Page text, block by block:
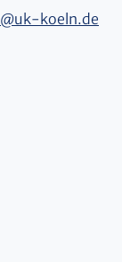
@uk-koeln.de